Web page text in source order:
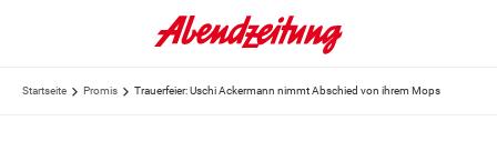
Startseite Promis Trauerfeier: Uschi Ackermann nimmt Abschied von ihrem Mops